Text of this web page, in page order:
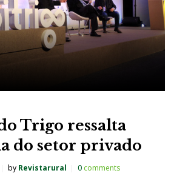
Trigo ressalta
do setor privado
by Revistarural 0comments